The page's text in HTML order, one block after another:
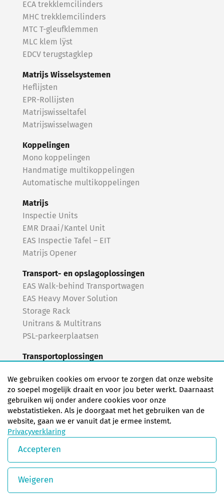
ECA trekklemcilinders
MHC trekklemcilinders
MTC T-gleufklemmen
MLC klem lÿst
EDCV terugstagklep
Matrijs Wisselsystemen
Heflijsten
EPR-Rollijsten
Matrijswisseltafel
Matrijswisselwagen
Koppelingen
Mono koppelingen
Handmatige multikoppelingen
Automatische multikoppelingen
Matrijs
Inspectie Units
EMR Draai/Kantel Unit
EAS Inspectie Tafel – EIT
Matrijs Opener
Transport- en opslagoplossingen
EAS Walk-behind Transportwagen
EAS Heavy Mover Solution
Storage Rack
Unitrans & Multitrans
PSL-parkeerplaatsen
Transportoplossingen
Transportwagen
Oplossingen voor uitwerperkoppelingen
Uitwerperkoppelingen
Turnkey oplossingen
Turnkey oplossingen
We gebruiken cookies om ervoor te zorgen dat onze website
zo soepel mogelijk draait en voor jou beter werkt. Daarnaast
gebruiken wij onder andere cookies voor onze
webstatistieken. Als je doorgaat met het gebruiken van de
website, gaan we er vanuit dat je ermee instemt.
Privacyverklaring
Accepteren
Weigeren